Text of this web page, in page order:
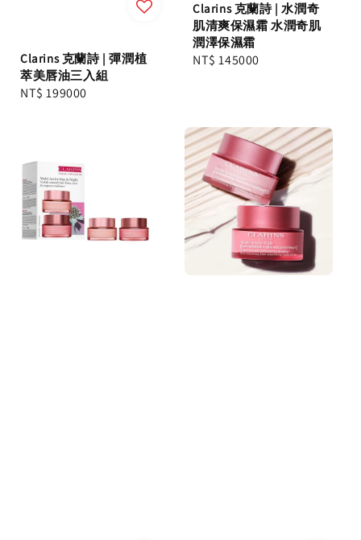
Clarins 克蘭詩 | 彈潤植
萃美唇油三入組
Regular
NT$ 199000
Clarins 克蘭詩 | 水潤奇
肌清爽保濕霜 水潤奇肌
潤澤保濕霜
Regular
NT$ 145000